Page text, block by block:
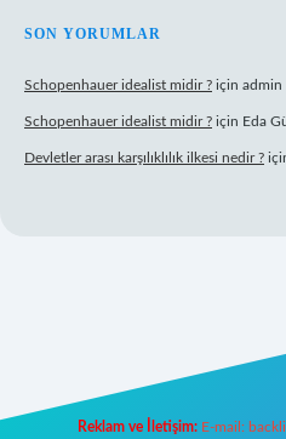
SON YORUMLAR
Schopenhauer idealist midir ? için admin
Schopenhauer idealist midir ? için Eda
Devletler arası karşılıklılık ilkesi nedir ?
Reklam ve İletişim: E-mail: